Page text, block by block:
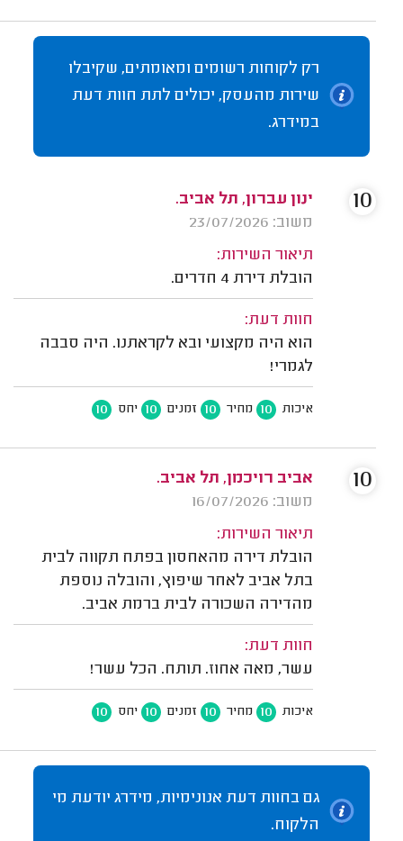
רק לקוחות רשומים ומאומתים, שקיבלו
שירות מהעסק, יכולים לתת חוות דעת
במידרג.
ינון עברון, תל אביב.
משוב: 23/07/2026
תיאור השירות:
הובלת דירת 4 חדרים.
חוות דעת:
הוא היה מקצועי ובא לקראתנו. היה סבבה
לגמרי!
איכות 10 מחיר 10 זמנים 10 יחס 10
10
אביב רויכמן, תל אביב.
משוב: 16/07/2026
תיאור השירות:
הובלת דירה מהאחסון בפתח תקווה לבית
בתל אביב לאחר שיפוץ, והובלה נוספת
מהדירה השכורה לבית ברמת אביב.
חוות דעת:
עשר, מאה אחוז. תותח. הכל עשר!
איכות 10 מחיר 10 זמנים 10 יחס 10
10
גם בחוות דעת אנונימיות, מידרג יודעת מי
הלקוח.